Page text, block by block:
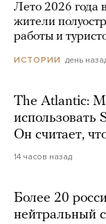
Лето 2026 года
жители
работы и
ИСТОРИИ день
The Atlantic:
использовать
Он считает,
14 часов назад
Более 20
нейтральный